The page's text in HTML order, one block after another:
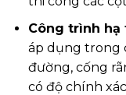
Công trình hạ
áp dụng trong
đường, cống
có độ chính